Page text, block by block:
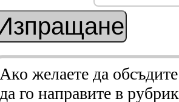
Ако желаете да
да го направите в